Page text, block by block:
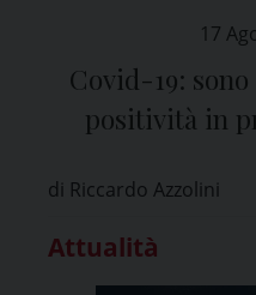
17
Covid-19:
positività in
di Riccardo Azzolini
Attualità